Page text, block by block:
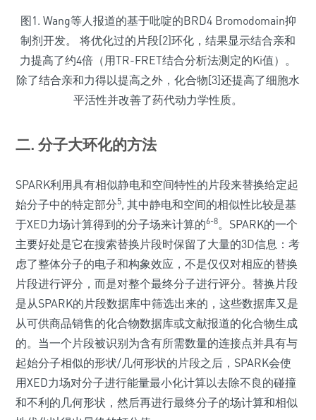
图1. Wang等人报道的基于吡啶的BRD4 Bromodomain抑
制剂开发。 将优化过的片段[2]环化，结果显示结合亲和
力提高了约4倍（用TR-FRET结合分析法测定的Ki值）。
除了结合亲和力得以提高之外，化合物[3]还提高了细胞水
平活性并改善了药代动力学性质。
二. 分子大环化的方法
SPARK利用具有相似静电和空间特性的片段来替换给定起
始分子中的特定部分5, 其中静电和空间的相似性比较是基
于XED力场计算得到的分子场来计算的6-8。SPARK的一个
主要好处是它在搜索替换片段时保留了大量的3D信息：考
虑了整体分子的电子和构象效应，不是仅仅对相应的替换
片段进行评分，而是对整个最终分子进行评分。替换片段
是从SPARK的片段数据库中筛选出来的，这些数据库又是
从可供商品销售的化合物数据库或文献报道的化合物生成
的。当一个片段被识别为含有所需数量的连接点并具有与
起始分子相似的形状/几何形状的片段之后，SPARK会使
用XED力场对分子进行能量最小化计算以去除不良的碰撞
和不利的几何形状，然后再进行最终分子的场计算和相似